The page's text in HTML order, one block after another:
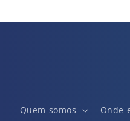
Quem somos Onde